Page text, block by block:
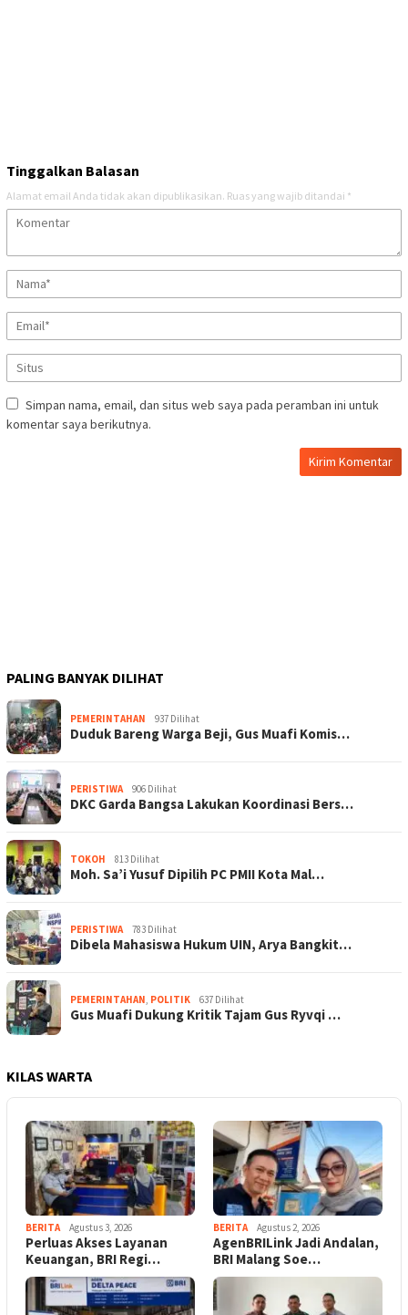
Tinggalkan Balasan
Alamat email Anda tidak akan dipublikasikan. Ruas yang wajib ditandai *
Simpan nama, email, dan situs web saya pada peramban ini untuk
komentar saya berikutnya.
PALING BANYAK DILIHAT
PEMERINTAHAN 937 Dilihat
Duduk Bareng Warga Beji, Gus Muafi Komis…
PERISTIWA 906 Dilihat
DKC Garda Bangsa Lakukan Koordinasi Bers…
TOKOH 813 Dilihat
Moh. Sa’i Yusuf Dipilih PC PMII Kota Mal…
PERISTIWA 783 Dilihat
Dibela Mahasiswa Hukum UIN, Arya Bangkit…
PEMERINTAHAN POLITIK 637 Dilihat
Gus Muafi Dukung Kritik Tajam Gus Ryvqi …
KILAS WARTA
BERITA Agustus 3, 2026
Perluas Akses Layanan
Keuangan, BRI Regi…
BERITA Agustus 2, 2026
AgenBRILink Jadi Andalan,
BRI Malang Soe…